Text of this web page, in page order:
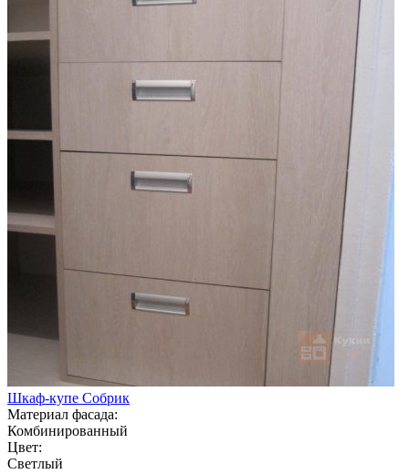
Шкаф-купе Собрик
Материал фасада:
Комбинированный
Цвет:
Светлый